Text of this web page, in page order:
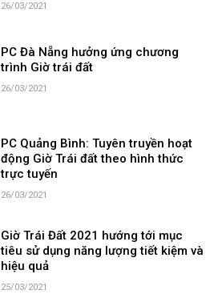
26/03/2021
PC Đà Nẵng hưởng ứng chương
trình Giờ trái đất
26/03/2021
PC Quảng Bình: Tuyên truyền hoạt
động Giờ Trái đất theo hình thức
trực tuyến
26/03/2021
Giờ Trái Đất 2021 hướng tới mục
tiêu sử dụng năng lượng tiết kiệm và
hiệu quả
25/03/2021